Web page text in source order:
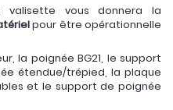
vous donnera la
pour être opérationnelle
la poignée BG21, le support
étendue/trépied, la plaque
et le support de poignée